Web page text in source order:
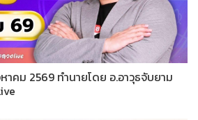
าคม 2569 ทำนายโดย อ.อาวุธจับยาม